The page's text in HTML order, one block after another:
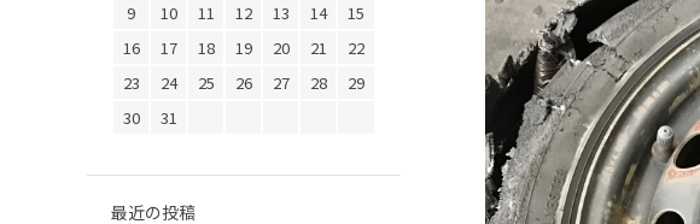
9
10 11 12 13 14
15
16
17 18 19 20 21
22
23
24 25 26 27 28
29
30
31
最近の投稿